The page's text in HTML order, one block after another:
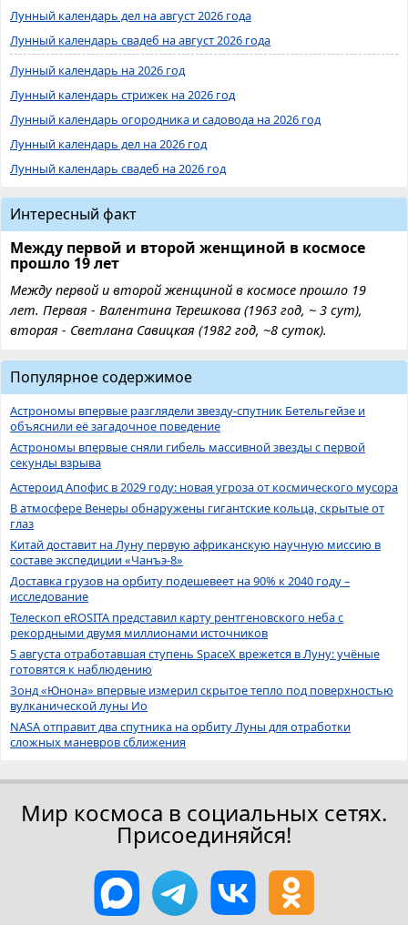
Лунный календарь дел на август 2026 года
Лунный календарь свадеб на август 2026 года
Лунный календарь на 2026 год
Лунный календарь стрижек на 2026 год
Лунный календарь огородника и садовода на 2026 год
Лунный календарь дел на 2026 год
Лунный календарь свадеб на 2026 год
Интересный факт
Между первой и второй женщиной в космосе
прошло 19 лет
Между первой и второй женщиной в космосе прошло 19
лет. Первая - Валентина Терешкова (1963 год, ~ 3 сут),
вторая - Светлана Савицкая (1982 год, ~8 суток).
Популярное содержимое
Астрономы впервые разглядели звезду-спутник Бетельгейзе и
объяснили её загадочное поведение
Астрономы впервые сняли гибель массивной звезды с первой
секунды взрыва
Астероид Апофис в 2029 году: новая угроза от космического мусора
В атмосфере Венеры обнаружены гигантские кольца, скрытые от
глаз
Китай доставит на Луну первую африканскую научную миссию в
составе экспедиции «Чанъэ-8»
Доставка грузов на орбиту подешевеет на 90% к 2040 году –
исследование
Телескоп eROSITA представил карту рентгеновского неба с
рекордными двумя миллионами источников
5 августа отработавшая ступень SpaceX врежется в Луну: учёные
готовятся к наблюдению
Зонд «Юнона» впервые измерил скрытое тепло под поверхностью
вулканической луны Ио
NASA отправит два спутника на орбиту Луны для отработки
сложных маневров сближения
Мир космоса в социальных сетях.
Присоединяйся!